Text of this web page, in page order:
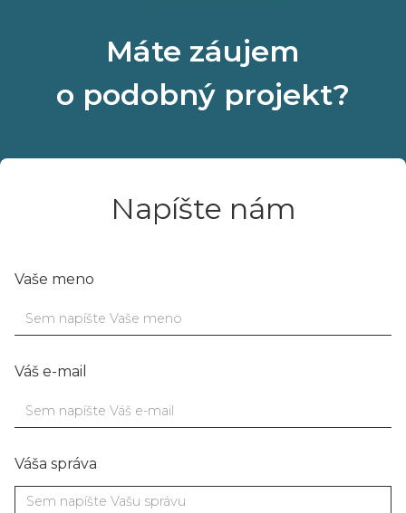
Máte záujem
o podobný projekt?
Napíšte nám
Vaše meno
Váš e-mail
Váša správa